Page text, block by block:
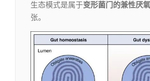
生态模式是属于变形菌门的兼性厌
张。